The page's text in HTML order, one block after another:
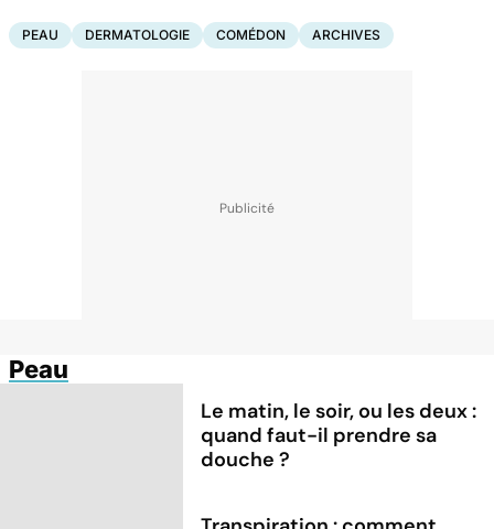
PEAU DERMATOLOGIE COMÉDON ARCHIVES
Peau
Le matin, le soir, ou les deux :
quand faut-il prendre sa
douche ?